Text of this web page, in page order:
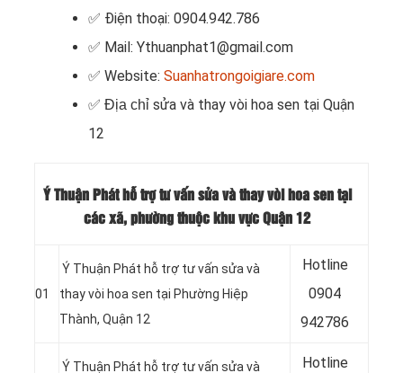
✅ Điện thoại: 0904.942.786
✅ Mail: Ythuanphat1@gmail.com
✅ Website: Suanhatrongoigiare.com
✅ Địa chỉ sửa và thay vòi hoa sen tại Quận
12
Ý Thuận Phát hỗ trợ tư vấn sửa và thay vòi hoa sen tại
các xã, phường thuộc khu vực Quận 12
01
Ý Thuận Phát hỗ trợ tư vấn sửa và
thay vòi hoa sen tại Phường Hiệp
Thành, Quận 12
Hotline
0904
942786
Ý Thuận Phát hỗ trợ tư vấn sửa và
Hotline